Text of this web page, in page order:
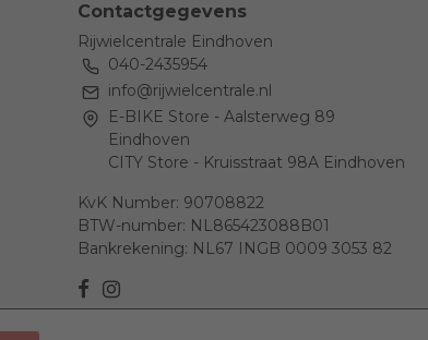
Contactgegevens
Rijwielcentrale Eindhoven
040-2435954
info@rijwielcentrale.nl
E-BIKE Store - Aalsterweg 89
Eindhoven
CITY Store - Kruisstraat 98A Eindhoven
KvK Number: 90708822
BTW-number: NL865423088B01
Bankrekening: NL67 INGB 0009 3053 82